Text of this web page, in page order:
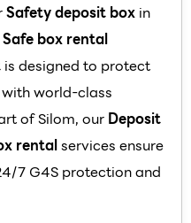
Safety deposit box in
Safe box rental
is designed to protect
world-class
of Silom, our Deposit
rentalservices ensure
7 G4S protection and